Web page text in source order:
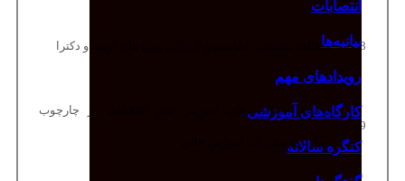
انتصابات
بیانیه‌ها
رویدادهای مهم
کارگاه‌های آموزشی
کنگره سالانه
8 مطالعه تطبیقی، مقایسه و ارزیابی دوره های ارشد و دکترا
9
توسعه استانداردهای آموزش علم اطلاعات در چارچوب
موازین و مقررات آموزش عالی